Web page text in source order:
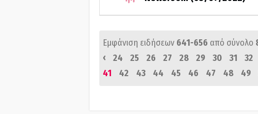
Εμφάνιση ειδήσεων 641-656 από σύνολο
‹
24 25 26 27 28 29 30 31 32
41
42 43 44 45 46 47 48 49